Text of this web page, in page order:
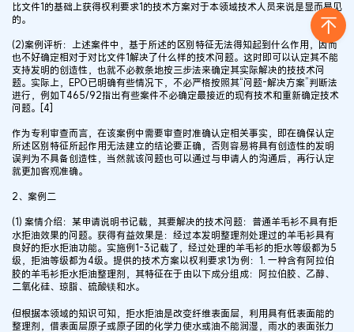
比文件1的基础上获得权利要求1的技术方案对于本领域技术人员来说是显而易见
的。
(2)案例评析：上述案件中，基于所述的区别特征无法得知起到什么作用，因而
也不好确定相对于对比文件1解决了什么样的技术问题。这时即可以认定其不能
支持发明的创造性，也就不必教条地按三步法来确定其实际解决的技技术问
题。实际上，EPO已明确有些情况下，不必严格按照其“问题-解决方案”判断法
进行，例如T465/92指出有些案件不必确定最接近的现有技术和重新确定技术
问题。[4]
作为专利审查而言，在该案例中需要审查时准确认定相关事实，即在确保认定
所述区别特征所起作用无法建立的结论要正确，否则容易将具有创造性的发明
误判为不具备创造性，当然就该问题也可以通过与申请人的沟通后，再行认定
就更加客观准确。
2、案例二
(1) 案情介绍：某申请说明书记载，其要解决的技术问题：普通羊毛衫不具有拒
水拒油效果的问题。获得有益效果是：经过本发明整理剂处理过的羊毛衫具有
良好的拒水拒油功能。实施例1-3记载了，经过处理的羊毛衫的拒水等级都为5
级，拒油等级都为4级。提供的技术方案以权利要求1为例：1. 一种含有阿拉伯
胶的羊毛衫拒水拒油整理剂，其特征在于由以下成分组成：阿拉伯胶、乙醇、
二氧化硅、琼脂、硫酸镁和水。
但根据本领域的知识可知，拒水拒油是改变纤维表面层，利用具有低表面能的
整理剂，借表面层原子或原子团的化学力使水或油不能润湿，雨水的表面张力